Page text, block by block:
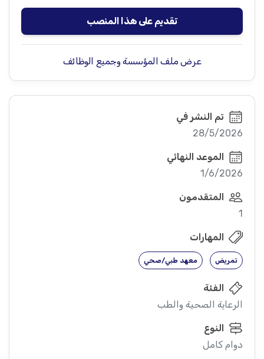
تقديم على هذا المنصب
عرض ملف المؤسسة وجميع الوظائف
تم النشر في
28/5/2026
الموعد النهائي
1/6/2026
المتقدمون
1
المهارات
تمريض معهد طبي/صحي
الفئة
الرعاية الصحية والطب
النوع
دوام كامل